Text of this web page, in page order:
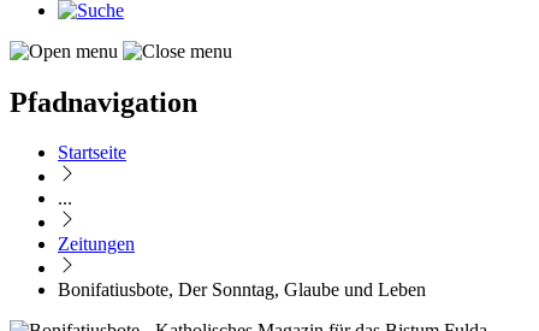
Pfadnavigation
Startseite
...
Zeitungen
Bonifatiusbote, Der Sonntag, Glaube und Leben